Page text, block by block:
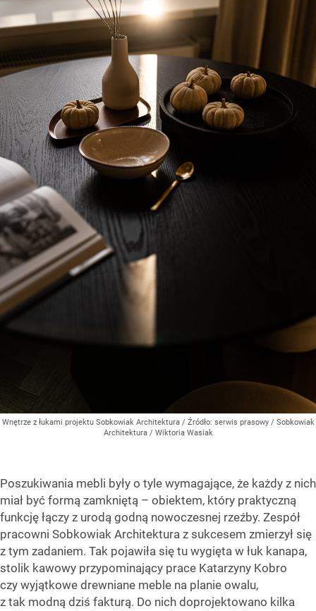
Wnętrze z łukami projektu Sobkowiak Architektura / Źródło: serwis prasowy / Sobkowiak
Architektura / Wiktoria Wasiak
Poszukiwania mebli były o tyle wymagające, że każdy z nich
miał być formą zamkniętą – obiektem, który praktyczną
funkcję łączy z urodą godną nowoczesnej rzeźby. Zespół
pracowni Sobkowiak Architektura z sukcesem zmierzył się
z tym zadaniem. Tak pojawiła się tu wygięta w łuk kanapa,
stolik kawowy przypominający prace Katarzyny Kobro
czy wyjątkowe drewniane meble na planie owalu,
z tak modną dziś fakturą. Do nich doprojektowano kilka